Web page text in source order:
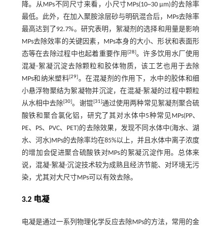
降。从MPs不同尺寸来看，小尺寸MPs(10~30 µm)的去除率
最低。此外，在加入聚胺涂层砂与明矾混合后，MPs去除率
最高达到了92.7%。研究表明，絮凝剂的选择和用量是影响
MPs去除效率的关键因素，MPs本身的大小、形状和表面形
态等在去除过程中也起着重要作用 [28]。许多饮用水厂使用
混凝-絮凝沉淀去除颗粒和胶体物质，该工艺也用于去除
MPs和纳米塑料[29]。在混凝剂的作用下，水中的胶体和细
小悬浮物聚结为絮凝物并沉淀，在混凝-絮凝的过程中颗粒
从水相中去除[30]。谢锟[31]通过使用两种常见絮凝剂聚合硫
酸铁和聚合氯化铝，研究了其对水体中5种常见MPs(PP、
PE、PS、PVC、PET)的去除效果，发现不同水体中(海水、湖
水、河水)MPs的去除率均在85%以上，并且水体中离子浓度
的增加会促进聚合硫酸铁对MPs的絮凝沉淀作用。总体来
说，混凝-絮凝-沉淀技术较为成熟且经济节能、对环境无污
染，尤其对大尺寸MPs可以有效去除。
3.2 电凝
电凝是通过一系列物理化学反应去除MPs的方法，常用的金